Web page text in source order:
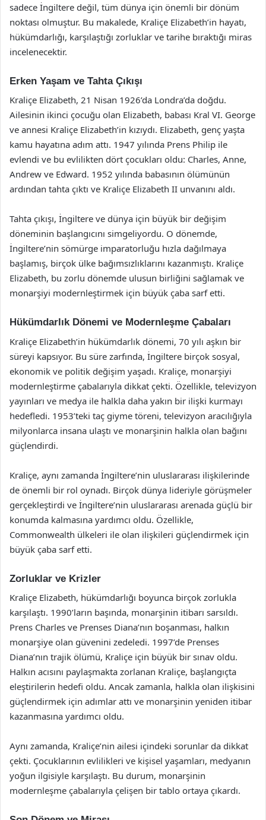
sadece İngiltere değil, tüm dünya için önemli bir dönüm
noktası olmuştur. Bu makalede, Kraliçe Elizabeth’in hayatı,
hükümdarlığı, karşılaştığı zorluklar ve tarihe bıraktığı miras
incelenecektir.
Erken Yaşam ve Tahta Çıkışı
Kraliçe Elizabeth, 21 Nisan 1926’da Londra’da doğdu.
Ailesinin ikinci çocuğu olan Elizabeth, babası Kral VI. George
ve annesi Kraliçe Elizabeth’in kızıydı. Elizabeth, genç yaşta
kamu hayatına adım attı. 1947 yılında Prens Philip ile
evlendi ve bu evlilikten dört çocukları oldu: Charles, Anne,
Andrew ve Edward. 1952 yılında babasının ölümünün
ardından tahta çıktı ve Kraliçe Elizabeth II unvanını aldı.
Tahta çıkışı, İngiltere ve dünya için büyük bir değişim
döneminin başlangıcını simgeliyordu. O dönemde,
İngiltere’nin sömürge imparatorluğu hızla dağılmaya
başlamış, birçok ülke bağımsızlıklarını kazanmıştı. Kraliçe
Elizabeth, bu zorlu dönemde ulusun birliğini sağlamak ve
monarşiyi modernleştirmek için büyük çaba sarf etti.
Hükümdarlık Dönemi ve Modernleşme Çabaları
Kraliçe Elizabeth’in hükümdarlık dönemi, 70 yılı aşkın bir
süreyi kapsıyor. Bu süre zarfında, İngiltere birçok sosyal,
ekonomik ve politik değişim yaşadı. Kraliçe, monarşiyi
modernleştirme çabalarıyla dikkat çekti. Özellikle, televizyon
yayınları ve medya ile halkla daha yakın bir ilişki kurmayı
hedefledi. 1953’teki taç giyme töreni, televizyon aracılığıyla
milyonlarca insana ulaştı ve monarşinin halkla olan bağını
güçlendirdi.
Kraliçe, aynı zamanda İngiltere’nin uluslararası ilişkilerinde
de önemli bir rol oynadı. Birçok dünya lideriyle görüşmeler
gerçekleştirdi ve İngiltere’nin uluslararası arenada güçlü bir
konumda kalmasına yardımcı oldu. Özellikle,
Commonwealth ülkeleri ile olan ilişkileri güçlendirmek için
büyük çaba sarf etti.
Zorluklar ve Krizler
Kraliçe Elizabeth, hükümdarlığı boyunca birçok zorlukla
karşılaştı. 1990’ların başında, monarşinin itibarı sarsıldı.
Prens Charles ve Prenses Diana’nın boşanması, halkın
monarşiye olan güvenini zedeledi. 1997’de Prenses
Diana’nın trajik ölümü, Kraliçe için büyük bir sınav oldu.
Halkın acısını paylaşmakta zorlanan Kraliçe, başlangıçta
eleştirilerin hedefi oldu. Ancak zamanla, halkla olan ilişkisini
güçlendirmek için adımlar attı ve monarşinin yeniden itibar
kazanmasına yardımcı oldu.
Aynı zamanda, Kraliçe’nin ailesi içindeki sorunlar da dikkat
çekti. Çocuklarının evlilikleri ve kişisel yaşamları, medyanın
yoğun ilgisiyle karşılaştı. Bu durum, monarşinin
modernleşme çabalarıyla çelişen bir tablo ortaya çıkardı.